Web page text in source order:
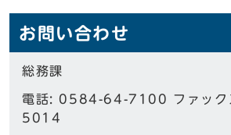
お問い合わせ
総務課
電話: 0584-64-7100 ファッ
5014